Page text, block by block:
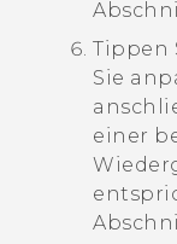
Tippen
Sie
einer